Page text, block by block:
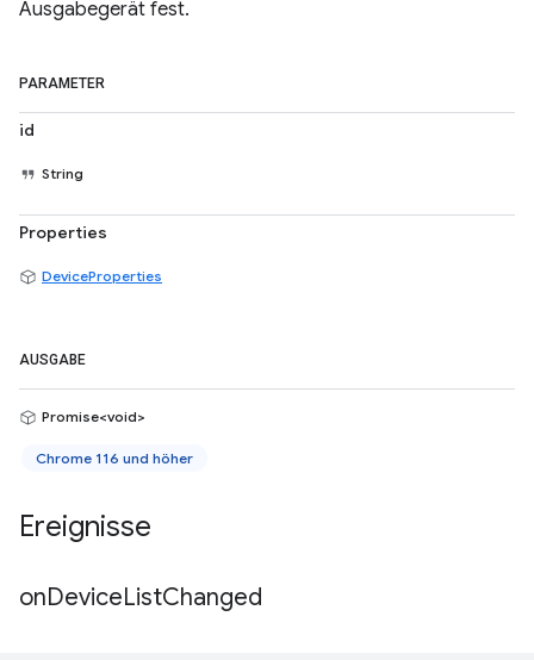
Ausgabegerät fest.
PARAMETER
id
String
Properties
DeviceProperties
AUSGABE
Promise<void>
Chrome 116 und höher
Ereignisse
onDeviceListChanged